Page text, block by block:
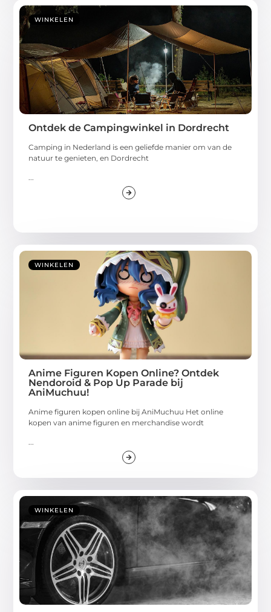
WINKELEN
Ontdek de Campingwinkel in Dordrecht
Camping in Nederland is een geliefde manier om van de
natuur te genieten, en Dordrecht
...
WINKELEN
Anime Figuren Kopen Online? Ontdek
Nendoroid & Pop Up Parade bij
AniMuchuu!
Anime figuren kopen online bij AniMuchuu Het online
kopen van anime figuren en merchandise wordt
...
WINKELEN